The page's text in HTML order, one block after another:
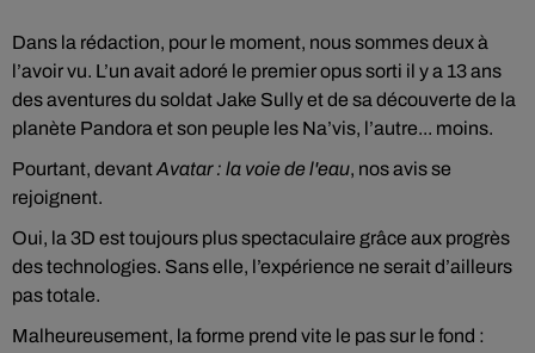
Dans la rédaction, pour le moment, nous sommes deux à
l’avoir vu. L’un avait adoré le premier opus sorti il y a 13 ans
des aventures du soldat Jake Sully et de sa découverte de la
planète Pandora et son peuple les Na’vis, l’autre... moins.
Pourtant, devantAvatar : la voie de l'eau, nos avis se
rejoignent.
Oui, la 3D est toujours plus spectaculaire grâce aux progrès
des technologies. Sans elle, l’expérience ne serait d’ailleurs
pas totale.
Malheureusement, la forme prend vite le pas sur le fond :